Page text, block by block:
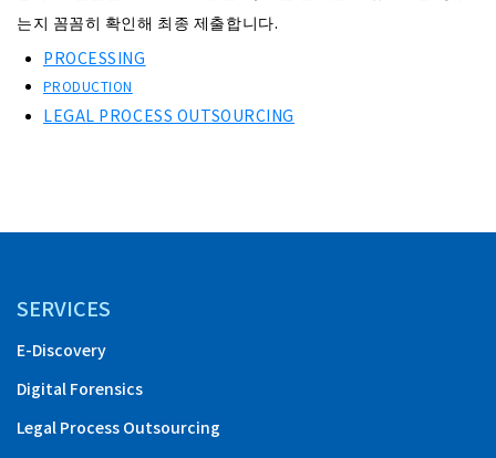
는지 꼼꼼히 확인해 최종 제출합니다.
PROCESSING
PRODUCTION
LEGAL PROCESS OUTSOURCING
SERVICES
E-Discovery
Digital Forensics
Legal Process Outsourcing